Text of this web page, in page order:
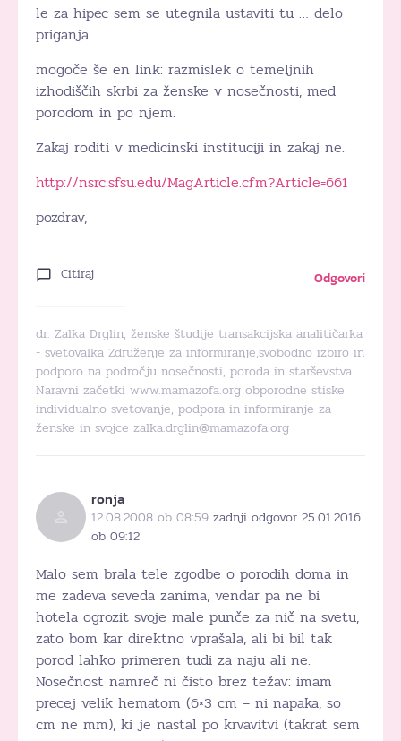
le za hipec sem se utegnila ustaviti tu … delo
priganja …
mogoče še en link: razmislek o temeljnih
izhodiščih skrbi za ženske v nosečnosti, med
porodom in po njem.
Zakaj roditi v medicinski instituciji in zakaj ne.
http://nsrc.sfsu.edu/MagArticle.cfm?Article=661
pozdrav,
Citiraj Odgovori
dr. Zalka Drglin, ženske študije transakcijska analitičarka
- svetovalka Združenje za informiranje,svobodno izbiro in
podporo na področju nosečnosti, poroda in starševstva
Naravni začetki www.mamazofa.org obporodne stiske
individualno svetovanje, podpora in informiranje za
ženske in svojce zalka.drglin@mamazofa.org
ronja
12.08.2008 ob 08:59 zadnji odgovor 25.01.2016
ob 09:12
Malo sem brala tele zgodbe o porodih doma in
me zadeva seveda zanima, vendar pa ne bi
hotela ogrozit svoje male punče za nič na svetu,
zato bom kar direktno vprašala, ali bi bil tak
porod lahko primeren tudi za naju ali ne.
Nosečnost namreč ni čisto brez težav: imam
precej velik hematom (6×3 cm – ni napaka, so
cm ne mm), ki je nastal po krvavitvi (takrat sem